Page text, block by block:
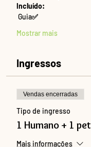
Incluído:
Guia✅
Mostrar mais
Ingressos
Vendas encerradas
Tipo de ingresso
1 Humano + 1 pet
Mais informações